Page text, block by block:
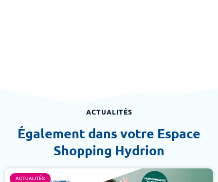
ACTUALITÉS
Également dans votre Espace
Shopping Hydrion
ACTUALITÉS